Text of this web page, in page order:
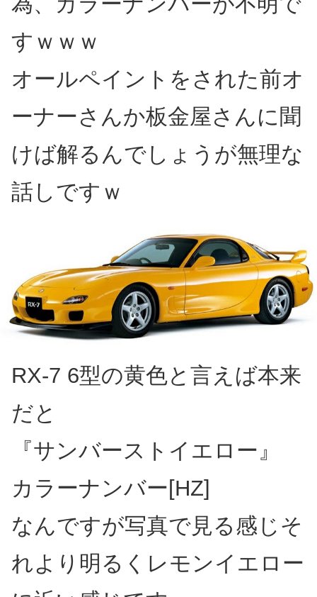
すｗｗｗ
オールペイントをされた前オ
ーナーさんか板金屋さんに聞
けば解るんでしょうが無理な
話しですｗ
RX-7 6型の黄色と言えば本来
だと
『サンバーストイエロー』
カラーナンバー[HZ]
なんですが写真で見る感じそ
れより明るくレモンイエロー